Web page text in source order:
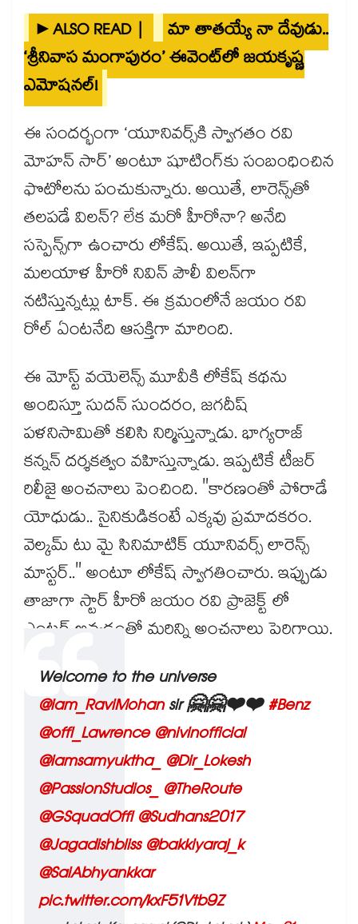
►ALSO READ |
మా తాతయ్యే నా దేవుడు..
‘శ్రీనివాస మంగాపురం’ ఈవెంట్‌లో జయకృష్ణ
ఎమోషనల్!
ఈ సందర్భంగా ‘యూనివర్స్⁬కి స్వాగతం రవి
మోహన్ సార్’ అంటూ షూటింగ్‌కు సంబంధించిన
ఫొటోలను పంచుకున్నారు. అయితే, లారెన్స్⁬తో
తలపడే విలన్? లేక మరో హీరోనా? అనేది
సస్పెన్స్⁪గా ఉంచారు లోకేష్. అయితే, ఇప్పటికే,
మలయాళ హీరో నివిన్‌ పౌలీ విలన్‌గా
నటిస్తున్నట్లు టాక్. ఈ క్రమంలోనే జయం రవి
రోల్ ఏంటనేది ఆసక్తిగా మారింది.
ఈ మోస్ట్ వయెలెన్స్ మూవీకి లోకేష్ కథను
అందిస్తూ సుదన్ సుందరం, జగదీష్
పళనిసామితో కలిసి నిర్మిస్తున్నాడు. భాగ్యరాజ్
కన్నన్ దర్శకత్వం వహిస్తున్నాడు. ఇప్పటికే టీజర్
రిలీజై అంచనాలు పెంచింది. "కారణంతో పోరాడే
యోధుడు.. సైనికుడికంటే ఎక్కవు ప్రమాదకరం.
వెల్కమ్ టు మై సినిమాటిక్ యూనివర్స్ లారెన్స్
మాస్టర్.." అంటూ లోకేష్ స్వాగతించారు. ఇప్పుడు
తాజాగా స్టార్ హీరో జయం రవి ప్రాజెక్ట్ లో
ఎంటర్ అవ్వడంతో మరిన్ని అంచనాలు పెరిగాయి.
Welcome to the universe
@iam_RaviMohansir 🤗🤗❤️❤️#Benz
@offl_Lawrence @nivinofficial
@iamsamyuktha_ @Dir_Lokesh
@PassionStudios_ @TheRoute
@GSquadOffl @Sudhans2017
@Jagadishbliss @bakkiyaraj_k
@SaiAbhyankkar
pic.twitter.com/kxF51Vtb9Z